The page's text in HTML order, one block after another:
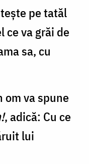
pe tatăl
ce va grăi de
sa, cu
om va spune
, adică: Cu ce
lui